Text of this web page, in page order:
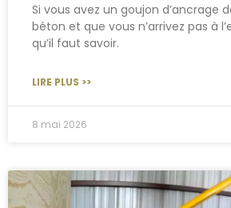
Si vous avez un goujon d’ancrage
béton et que vous n’arrivez pas à
qu’il faut savoir.
LIRE PLUS >>
8 mai 2026